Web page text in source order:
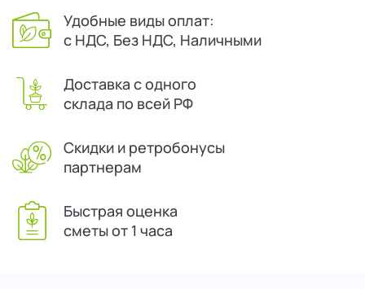
Удобные виды оплат:
с НДС, Без НДС, Наличными
Доставка с одного
склада по всей РФ
Скидки и ретробонусы
партнерам
Быстрая оценка
сметы от 1 часа